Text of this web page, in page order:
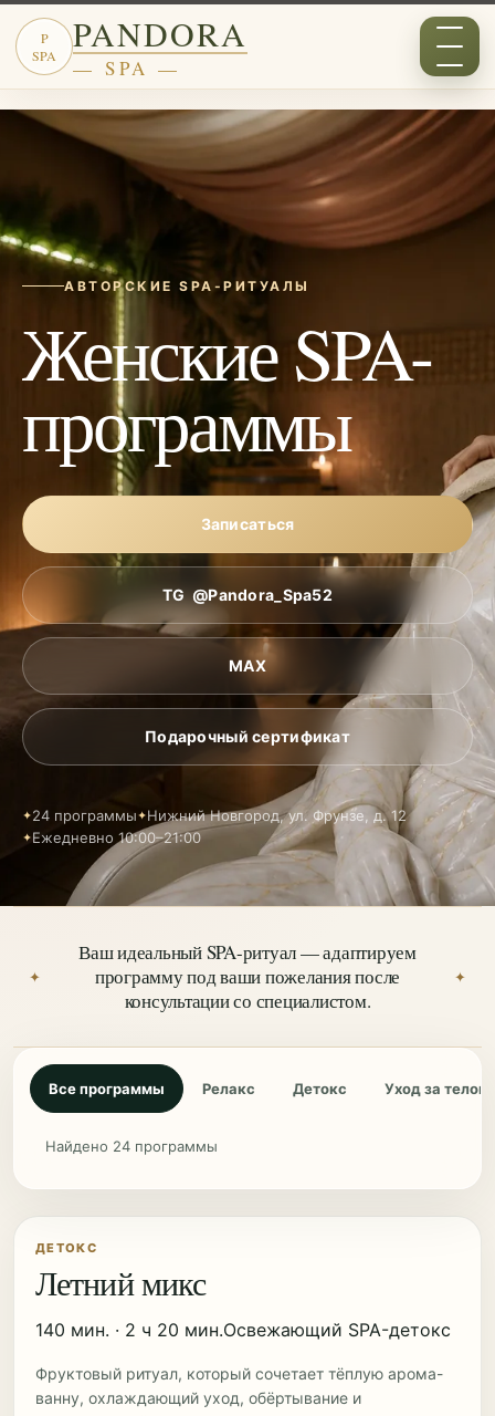
P
SPA
PANDORA
— SPA —
Новости
Отзывы
Галерея
3D-ТУР
КОНТАКТЫ
Женские SPA-Ритуалы
Мужские SPA-Ритуалы
SPA для пар
SPA-маникюр и педикюр
SPA-вечеринки
Биоэпиляция
АВТОРСКИЕ SPA-РИТУАЛЫ
Женские SPA-
программы
Записаться
TG @Pandora_Spa52
MAX
Подарочный сертификат
24 программы
Нижний Новгород, ул. Фрунзе, д. 12
Ежедневно 10:00–21:00
✦
Ваш идеальный SPA-ритуал — адаптируем
программу под ваши пожелания после
консультации со специалистом.
✦
Все программы Релакс Детокс Уход за телом
Найдено 24 программы
ДЕТОКС
Летний микс
140 мин. · 2 ч 20 мин.Освежающий SPA-детокс
Фруктовый ритуал, который сочетает тёплую арома-
ванну, охлаждающий уход, обёртывание и